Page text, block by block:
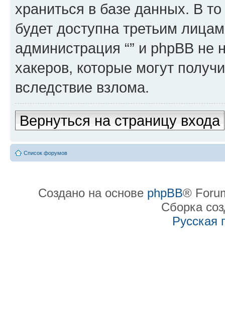
храниться в базе данных. В
будет доступна третьим
администрация “” и phpBB не
хакеров, которые могут
вследствие взлома.
Вернуться на страницу входа
Список форумов
Создано на основе phpBB®
Сборка
Русская